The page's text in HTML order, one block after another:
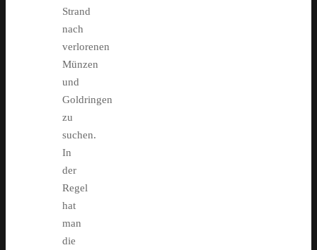
Strand
nach
verlorenen
Münzen
und
Goldringen
zu
suchen.
In
der
Regel
hat
man
die